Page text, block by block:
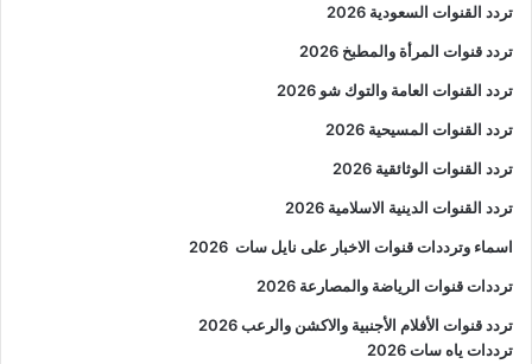
تردد القنوات السعودية 2026
تردد قنوات المرأة والمطبخ 2026
تردد القنوات العامة والتوك شو 2026
تردد القنوات المسيحية 2026
تردد القنوات الوثائقية 2026
تردد القنوات الدينية الاسلامية 2026
اسماء وترددات قنوات الاخبار على نايل سات 2026
ترددات قنوات الرياضة والمصارعة 2026
تردد قنوات الأفلام الأجنبية والاكشن والرعب2026
ترددات ياه سات 2026